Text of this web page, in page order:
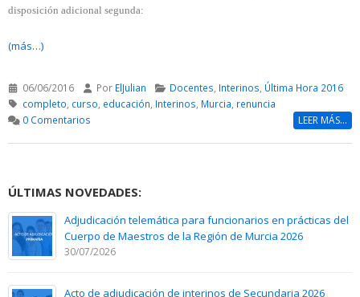
disposición adicional segunda:
(más…)
06/06/2016 Por ElJulian Docentes Interinos Última Hora 2016
completo curso educación Interinos Murcia renuncia
0 Comentarios
LEER MÁS...
ÚLTIMAS NOVEDADES:
Adjudicación telemática para funcionarios en prácticas del
Cuerpo de Maestros de la Región de Murcia 2026
30/07/2026
Acto de adjudicación de interinos de Secundaria 2026